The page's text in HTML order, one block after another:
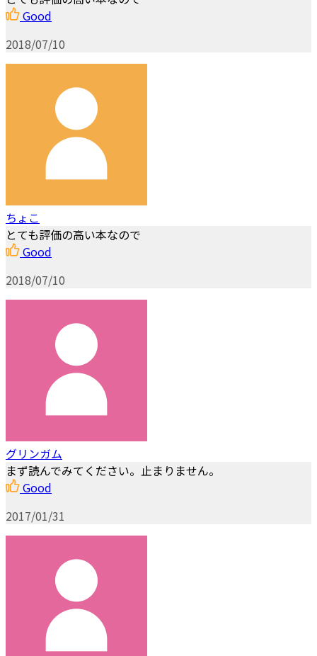
Good
2018/07/10
ちょこ
とても評価の高い本なので
Good
2018/07/10
グリンガム
まず読んでみてください。止まりません。
Good
2017/01/31